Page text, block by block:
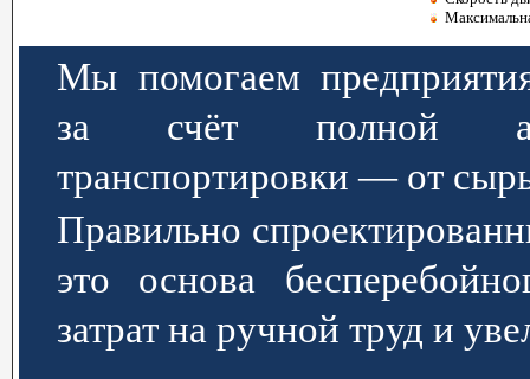
Мы помогаем
за счёт полной
транспортировки — от
Правильно
это основа
затрат на ручной труд и